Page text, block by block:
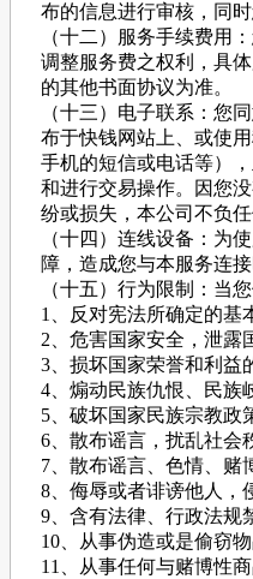
布的信息进行审核，同
（十二）服务手续费用
调整服务费之权利，具
的其他书面协议为准。
（十三）电子联系：您
布于快钱网站上、或使
手机的短信或电话等）
和进行交易操作。因您
纷或损失，本公司不负任
（十四）连线设备：为
障，造成您与本服务连
（十五）行为限制：当
1、反对宪法所确定的基
2、危害国家安全，泄露
3、损坏国家荣誉和利益
4、煽动民族仇恨、民族
5、破坏国家民族宗教政
6、散布谣言，扰乱社会
7、散布谣言、色情、赌
8、侮辱或者诽谤他人，
9、含有法律、行政法规
10、从事伪造或是偷窃物
11、从事任何与赌博性